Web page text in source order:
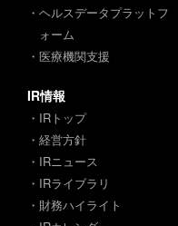
・ヘルスデータプラットフ
ォーム
・医療機関支援
IR情報
・IRトップ
・経営方針
・IRニュース
・IRライブラリ
・財務ハイライト